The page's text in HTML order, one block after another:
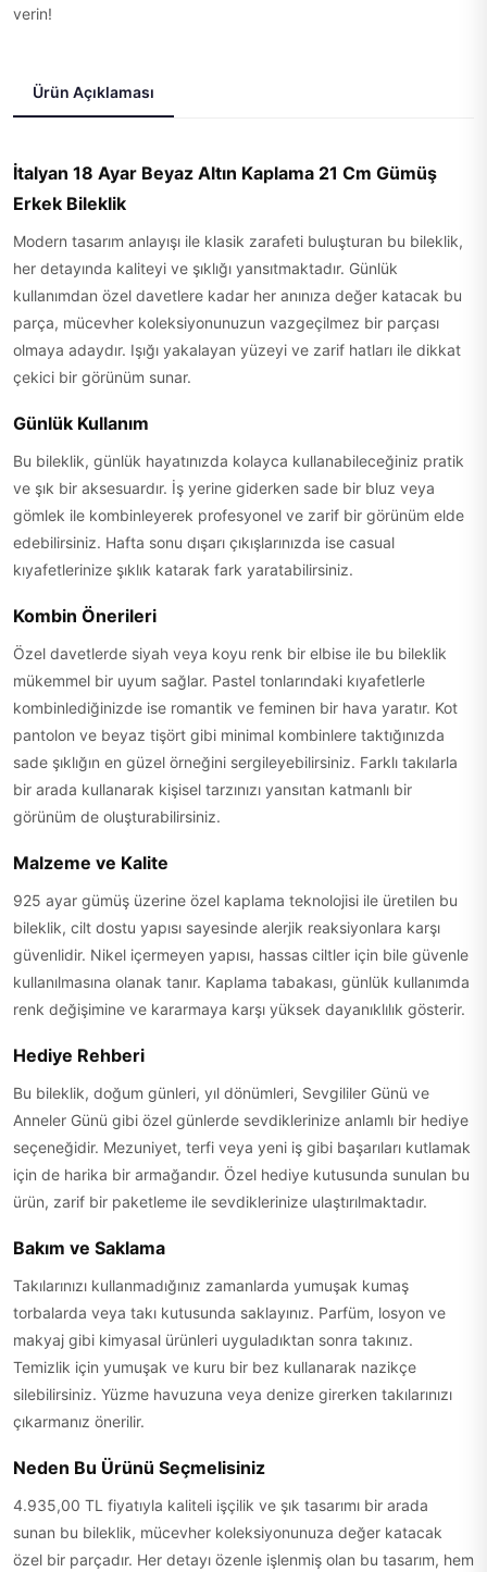
verin!
Ürün Açıklaması
İtalyan 18 Ayar Beyaz Altın Kaplama 21 Cm Gümüş
Erkek Bileklik
Modern tasarım anlayışı ile klasik zarafeti buluşturan bu bileklik,
her detayında kaliteyi ve şıklığı yansıtmaktadır. Günlük
kullanımdan özel davetlere kadar her anınıza değer katacak bu
parça, mücevher koleksiyonunuzun vazgeçilmez bir parçası
olmaya adaydır. Işığı yakalayan yüzeyi ve zarif hatları ile dikkat
çekici bir görünüm sunar.
Günlük Kullanım
Bu bileklik, günlük hayatınızda kolayca kullanabileceğiniz pratik
ve şık bir aksesuardır. İş yerine giderken sade bir bluz veya
gömlek ile kombinleyerek profesyonel ve zarif bir görünüm elde
edebilirsiniz. Hafta sonu dışarı çıkışlarınızda ise casual
kıyafetlerinize şıklık katarak fark yaratabilirsiniz.
Kombin Önerileri
Özel davetlerde siyah veya koyu renk bir elbise ile bu bileklik
mükemmel bir uyum sağlar. Pastel tonlarındaki kıyafetlerle
kombinlediğinizde ise romantik ve feminen bir hava yaratır. Kot
pantolon ve beyaz tişört gibi minimal kombinlere taktığınızda
sade şıklığın en güzel örneğini sergileyebilirsiniz. Farklı takılarla
bir arada kullanarak kişisel tarzınızı yansıtan katmanlı bir
görünüm de oluşturabilirsiniz.
Malzeme ve Kalite
925 ayar gümüş üzerine özel kaplama teknolojisi ile üretilen bu
bileklik, cilt dostu yapısı sayesinde alerjik reaksiyonlara karşı
güvenlidir. Nikel içermeyen yapısı, hassas ciltler için bile güvenle
kullanılmasına olanak tanır. Kaplama tabakası, günlük kullanımda
renk değişimine ve kararmaya karşı yüksek dayanıklılık gösterir.
Hediye Rehberi
Bu bileklik, doğum günleri, yıl dönümleri, Sevgililer Günü ve
Anneler Günü gibi özel günlerde sevdiklerinize anlamlı bir hediye
seçeneğidir. Mezuniyet, terfi veya yeni iş gibi başarıları kutlamak
için de harika bir armağandır. Özel hediye kutusunda sunulan bu
ürün, zarif bir paketleme ile sevdiklerinize ulaştırılmaktadır.
Bakım ve Saklama
Takılarınızı kullanmadığınız zamanlarda yumuşak kumaş
torbalarda veya takı kutusunda saklayınız. Parfüm, losyon ve
makyaj gibi kimyasal ürünleri uyguladıktan sonra takınız.
Temizlik için yumuşak ve kuru bir bez kullanarak nazikçe
silebilirsiniz. Yüzme havuzuna veya denize girerken takılarınızı
çıkarmanız önerilir.
Neden Bu Ürünü Seçmelisiniz
4.935,00 TL fiyatıyla kaliteli işçilik ve şık tasarımı bir arada
sunan bu bileklik, mücevher koleksiyonunuza değer katacak
özel bir parçadır. Her detayı özenle işlenmiş olan bu tasarım, hem